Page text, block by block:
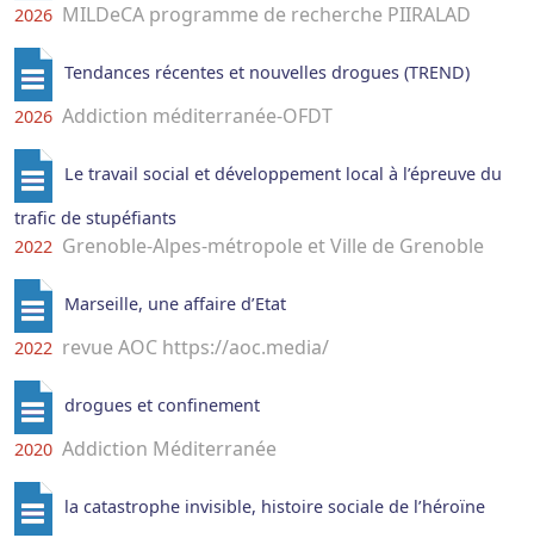
2026 MILDeCA programme de recherche PIIRALAD
Tendances récentes et nouvelles drogues (TREND)
2026 Addiction méditerranée-OFDT
Le travail social et développement local à l’épreuve du
trafic de stupéfiants
2022 Grenoble-Alpes-métropole et Ville de Grenoble
Marseille, une affaire d’Etat
2022 revue AOC https://aoc.media/
drogues et confinement
2020 Addiction Méditerranée
la catastrophe invisible, histoire sociale de l’héroïne